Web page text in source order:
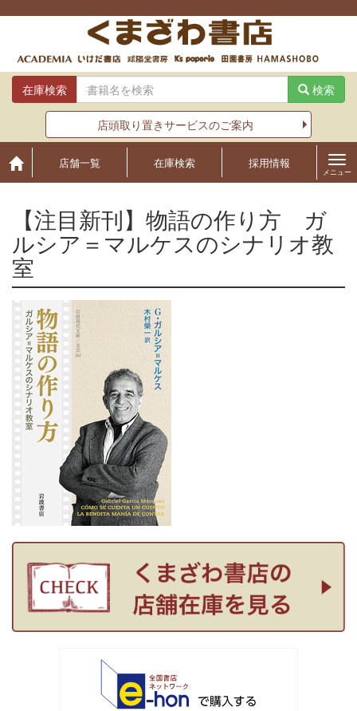
在庫検索 検索
店頭取り置きサービスのご案内
店舗一覧 在庫検索 採用情報
メニュー
【注目新刊】物語の作り方 ガ
ルシア＝マルケスのシナリオ教
室